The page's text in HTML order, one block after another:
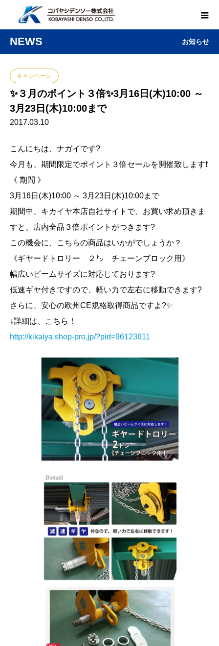
NEWS お知らせ
キャンペーン
✨３月のポイント３倍✨3月16日(木)10:00 ～
3月23日(木)10:00まで
2017.03.10
こんにちは、ナガイです?
今月も、期間限定でポイント３倍セールを開催致します❗️
《 期間 》
3月16日(木)10:00 ～ 3月23日(木)10:00まで
期間中、キカイヤ本店自社サイトで、お買い求め頂きま
すと、店内全品３倍ポイントがつきます?
この機会に、こちらの商品はいかがでしょうか？
《ギヤードトロリー ２㌧ チェーンブロック用》
幅広いビームサイズに対応しております?
低速ギヤ付きですので、軽い力で左右に移動できます?
さらに、安心の欧州CE規格取得商品ですよ?✨
↓詳細は、こちら！
http://kikaiya.shop-pro.jp/?pid=96123611